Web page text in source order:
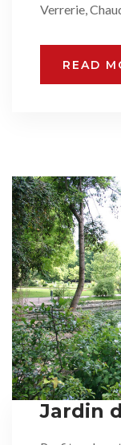
Verrerie,
READ
Jardin